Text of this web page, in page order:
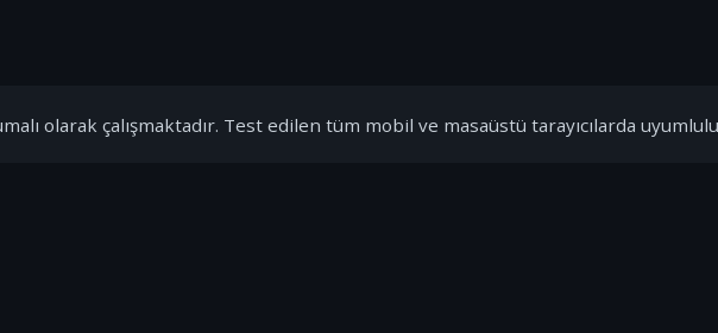
olarak çalışmaktadır. Test edilen tüm mobil ve masaüstü tarayıcılarda